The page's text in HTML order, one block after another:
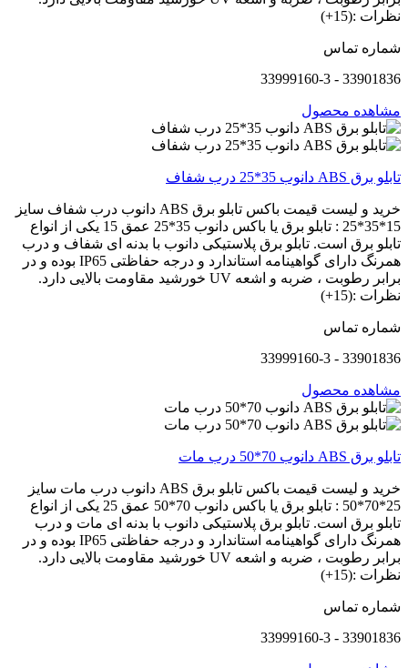
نظرات :(15+)
شماره تماس
33901836 - 33999160-3
مشاهده محصول
تابلو برق ABS دانوب 35*25 درب شفاف
خرید و لیست قیمت باکس تابلو برق ABS دانوب درب شفاف سایز
15*35*25 : تابلو برق یا باکس دانوب 35*25 عمق 15 یکی از انواع
تابلو برق است. تابلو برق پلاستیکی دانوب با بدنه ای شفاف و درب
همرنگ دارای گواهینامه استاندارد و درجه حفاظتی IP65 بوده و در
برابر رطوبت ، ضربه و اشعه UV خورشید مقاومت بالایی دارد.
نظرات :(15+)
شماره تماس
33901836 - 33999160-3
مشاهده محصول
تابلو برق ABS دانوب 70*50 درب مات
خرید و لیست قیمت باکس تابلو برق ABS دانوب درب مات سایز
25*70*50 : تابلو برق یا باکس دانوب 70*50 عمق 25 یکی از انواع
تابلو برق است. تابلو برق پلاستیکی دانوب با بدنه ای مات و درب
همرنگ دارای گواهینامه استاندارد و درجه حفاظتی IP65 بوده و در
برابر رطوبت ، ضربه و اشعه UV خورشید مقاومت بالایی دارد.
نظرات :(15+)
شماره تماس
33901836 - 33999160-3